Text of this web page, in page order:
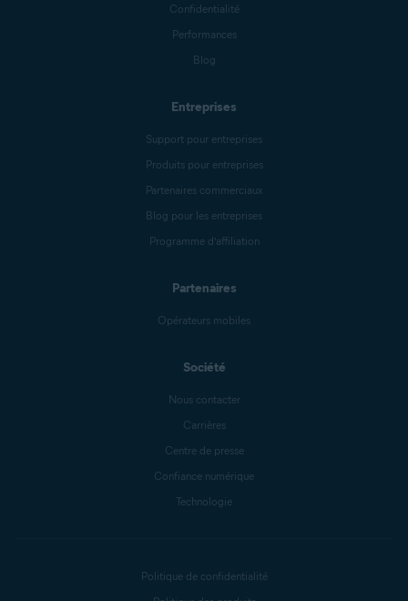
Confidentialité
Performances
Blog
Entreprises
Support pour entreprises
Produits pour entreprises
Partenaires commerciaux
Blog pour les entreprises
Programme d’affiliation
Partenaires
Opérateurs mobiles
Société
Nous contacter
Carrières
Centre de presse
Confiance numérique
Technologie
Politique de confidentialité